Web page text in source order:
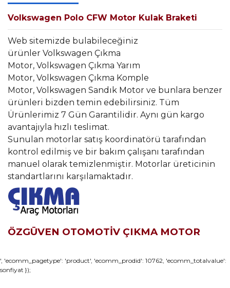
Volkswagen Polo CFW Motor Kulak Braketi
Web sitemizde bulabileceğiniz
ürünler Volkswagen Çıkma
Motor, Volkswagen Çıkma Yarım
Motor, Volkswagen Çıkma Komple
Motor, Volkswagen Sandık Motor ve bunlara benzer
ürünleri bizden temin edebilirsiniz. Tüm
Ürünlerimiz 7 Gün Garantilidir. Aynı gün kargo
avantajıyla hızlı teslimat.
Sunulan motorlar satış koordinatörü tarafından
kontrol edilmiş ve bir bakım çalışanı tarafından
manuel olarak temizlenmiştir. Motorlar üreticinin
standartlarını karşılamaktadır.
ÖZGÜVEN OTOMOTİV ÇIKMA MOTOR
Bu ürünün fiyat bilgisi, resim, ürün açıklamalarında ve diğer
konularda yetersiz gördüğünüz noktaları öneri formunu
', 'ecomm_pagetype': 'product', 'ecomm_prodid': 10762, 'ecomm_totalvalue':
sonfiyat });